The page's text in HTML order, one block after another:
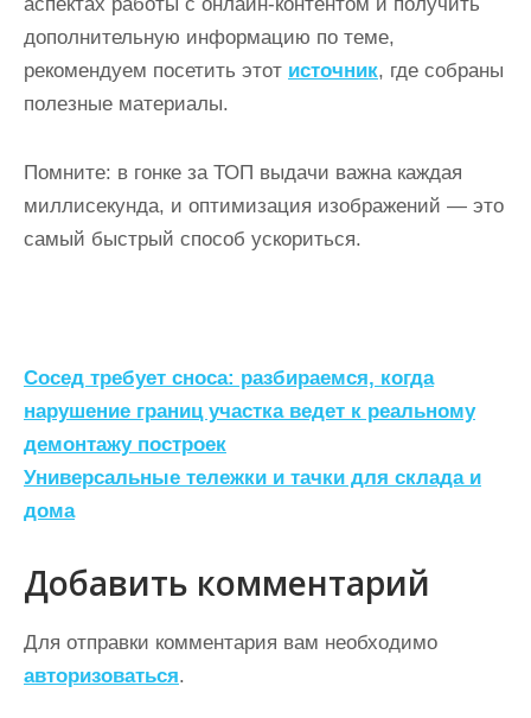
дополнительную информацию по теме,
рекомендуем посетить этот источник, где собраны
полезные материалы.
Помните: в гонке за ТОП выдачи важна каждая
миллисекунда, и оптимизация изображений — это
самый быстрый способ ускориться.
Н
а
в
и
а
ц
и
я
Сосед требует сноса: разбираемся, когда
нарушение границ участка ведет к реальному
демонтажу построек
Универсальные тележки и тачки для склада и
дома
Добавить комментарий
Для отправки комментария вам необходимо
авторизоваться.